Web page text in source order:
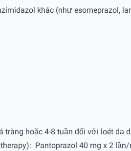
khác (như esomeprazol,
hoặc 4-8 tuần đối với loét dạ
Pantoprazol 40 mg x 2